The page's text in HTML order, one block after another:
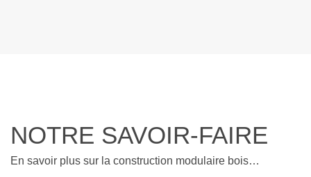
NOTRE SAVOIR-FAIRE
En savoir plus sur la construction modulaire bois…